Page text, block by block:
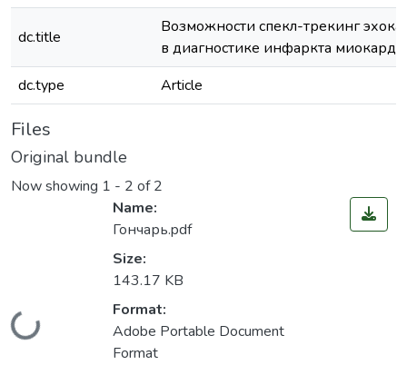
dc.title
Возможности спекл-трекинг
в диагностике инфаркта миокарда
dc.type
Article
Files
Original bundle
Now showing 1 - 2 of 2
Loading...
Name:
Гончарь.pdf
Size:
143.17 KB
Format:
Adobe Portable Document
Format